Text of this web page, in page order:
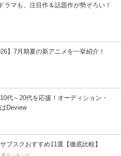
ラマも、注目作＆話題作が勢ぞろい！
】7月期夏の新アニメを一挙紹介！
代～20代を応援！オーディション・
Deview
ブスクおすすめ11選【徹底比較】